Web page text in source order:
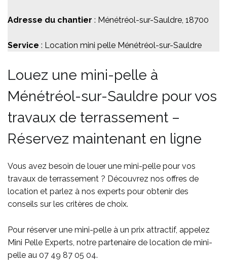
Adresse du chantier : Ménétréol-sur-Sauldre, 18700
Service : Location mini pelle Ménétréol-sur-Sauldre
Louez une mini-pelle à
Ménétréol-sur-Sauldre pour vos
travaux de terrassement –
Réservez maintenant en ligne
Vous avez besoin de louer une mini-pelle pour vos
travaux de terrassement ? Découvrez nos offres de
location et parlez à nos experts pour obtenir des
conseils sur les critères de choix.
Pour réserver une mini-pelle à un prix attractif, appelez
Mini Pelle Experts, notre partenaire de location de mini-
pelle au 07 49 87 05 04.